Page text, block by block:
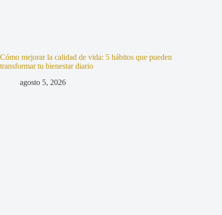
Cómo mejorar la calidad de vida: 5 hábitos que pueden
transformar tu bienestar diario
agosto 5, 2026